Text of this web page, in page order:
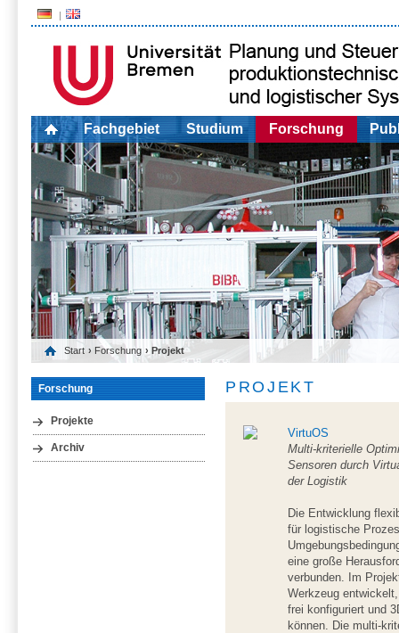
Fachgebiet Studium Forschung
Start › Forschung › Projekt
Forschung
Projekte
Archiv
PROJEKT
VirtuOS
Multi-kriterielle
Sensoren durch
der Logistik
Die Entwicklung
für logistische
eine große
verbunden. Im
Werkzeug
frei konfiguriert und
können. Die multi-